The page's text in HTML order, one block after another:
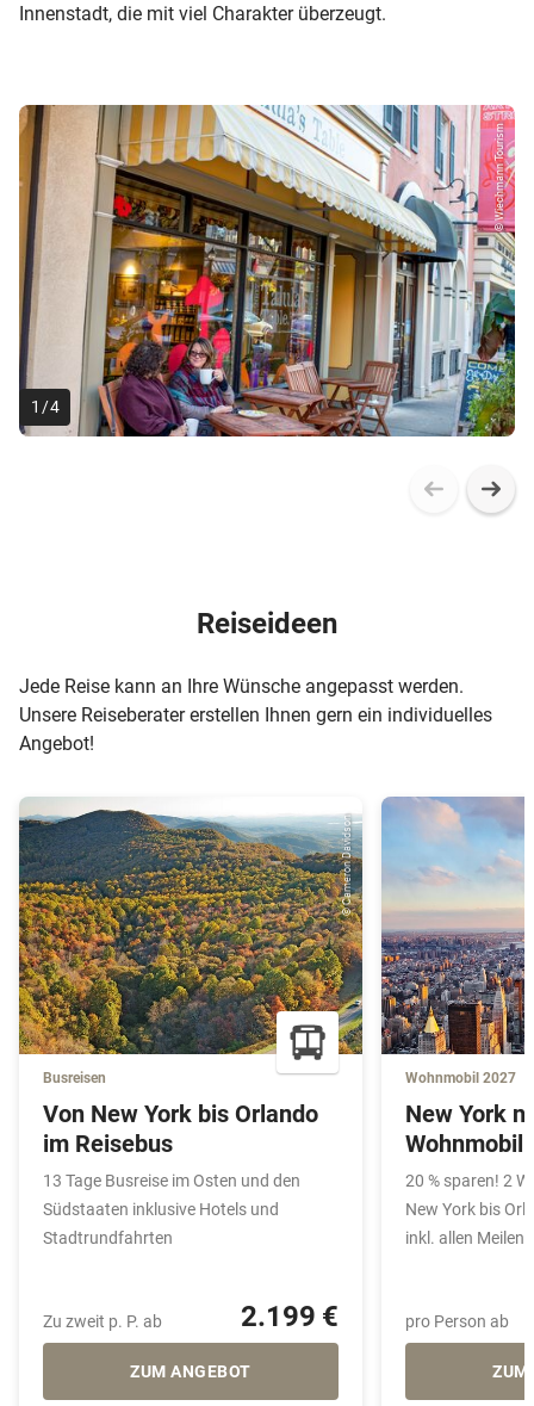
Innenstadt, die mit viel Charakter überzeugt.
© Wiechmann Tourism
1 /4
Reiseideen
Jede Reise kann an Ihre Wünsche angepasst werden.
Unsere Reiseberater erstellen Ihnen gern ein individuelles
Angebot!
© Cameron Davidson
Busreisen
Von New York bis Orlando
im Reisebus
13 Tage Busreise im Osten und den
Südstaaten inklusive Hotels und
Stadtrundfahrten
Zu zweit p. P. ab 2.199 €
ZUM ANGEBOT
Wohnmobil 2027
New York
Wohnmobil
20 % sparen! 2
New York bis
inkl. allen Meilen
pro Person ab
ZUM